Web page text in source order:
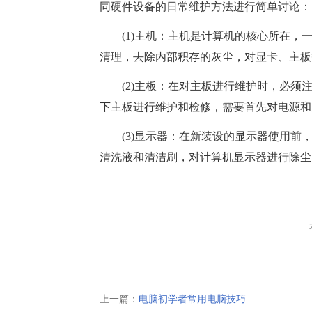
同硬件设备的日常维护方法进行简单讨论：
(1)主机：主机是计算机的核心所在，一
清理，去除内部积存的灰尘，对显卡、主
(2)主板：在对主板进行维护时，必须注
下主板进行维护和检修，需要首先对电源
(3)显示器：在新装设的显示器使用前，
清洗液和清洁刷，对计算机显示器进行除
上一篇： 电脑初学者常用电脑技巧